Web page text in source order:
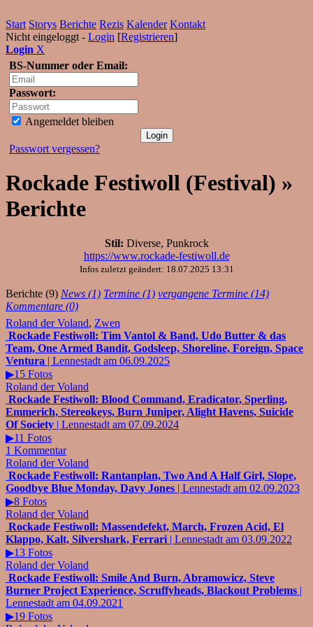
Start Storys Berichte Rezis Kalender Kontakt
Nicht eingeloggt - Login [Registrieren]
Login X
BS-Nummer oder Email:
Passwort:
Angemeldet bleiben
Passwort vergessen?
Rockade Festiwoll (Festival) »
Berichte
Stil: Diverse, Punkrock
https://www.rockade-festiwoll.de
Infos zuletzt geändert: 18.07.2025 13:31
Berichte (9) News (1) Termine (1) vergangene Termine (14)
Kommentare (0)
Roland der Voland, Zwen
Rockade Festiwoll: Tim Vantol & Band, Udo Butter & das
Team, One Armed Bandit, Godsleep, Shoreline, Foreign, Space
Ventura | Lennestadt am 06.09.2025
▶15 Fotos
Roland der Voland
Rockade Festiwoll: Blood Command, Eradicator, Sperling,
Emmerich, Stereokeys, Burn Juniper, Alight Havens, Suicide
Of Society | Lennestadt am 07.09.2024
▶11 Fotos
1 Kommentar
Roland der Voland
Rockade Festiwoll: Rantanplan, Two And A Half Girl, Slope,
Goodbye Blue Monday, Davy Jones | Lennestadt am 02.09.2023
▶8 Fotos
Roland der Voland
Rockade Festiwoll: Massendefekt, March, Frozen Acid, El
Klappo, Kalt, Silvershark, Ferrari | Lennestadt am 03.09.2022
▶13 Fotos
Roland der Voland
Rockade Festiwoll: Smile And Burn, Abramowicz, Steve
Burner Project Experience, Scruffyheads, Blackout Problems |
Lennestadt am 04.09.2021
▶19 Fotos